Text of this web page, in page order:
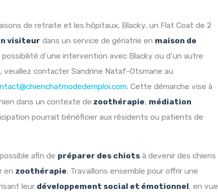
de retraite et les hôpitaux, Blacky, un Flat Coat de 2
visiteur dans un service de gériatrie en maison de
d’une intervention avec Blacky ou d’un autre
veuillez contacter Sandrine Nataf-Otsmane au
. Cette démarche vise à
dans un contexte de zoothérapie, médiation
pourrait bénéficier aux résidents ou patients de
afin de préparer des chiotsà devenir des chiens
en zoothérapie. Travaillons ensemble pour offrir une
leur développement social et émotionnel, en vue